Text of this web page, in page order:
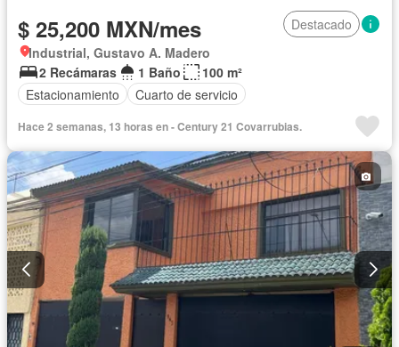
$ 25,200 MXN/mes
Destacado
Industrial, Gustavo A. Madero
2 Recámaras
1 Baño
100 m²
Estacionamiento
Cuarto de servicio
Hace 2 semanas, 13 horas en - Century 21 Covarrubias.